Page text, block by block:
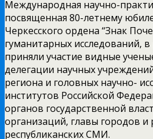
Международная научно-
посвященная 80-летнему
Черкесского ордена “Знак
гуманитарных исследований,
приняли участие видные
делегации научных
региона и головных научно-
институтов Российской
органов государственной
организаций, главы городов
республиканских СМИ.